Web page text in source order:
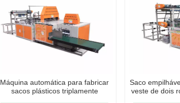
Máquina automática para fabricar
sacos plásticos triplamente
Saco
veste de dois